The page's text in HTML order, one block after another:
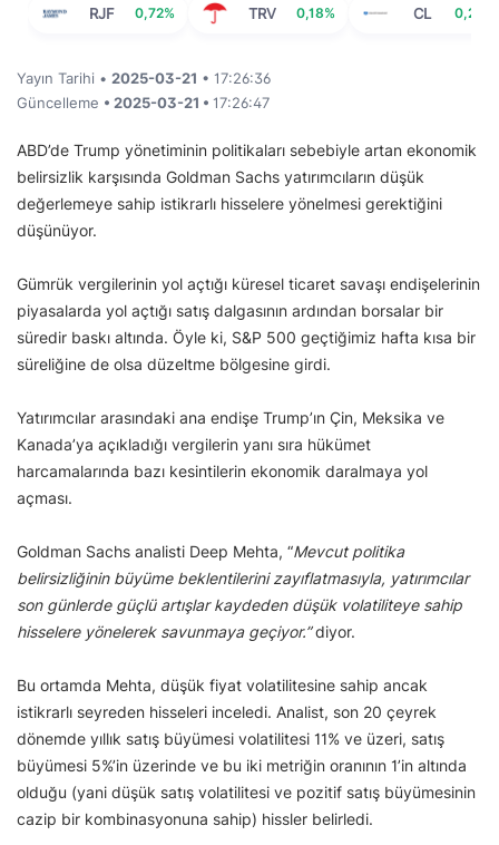
RJF 0,72% TRV 0,18% CL 0,23%
Yayın Tarihi • 2025-03-21 • 17:26:36
Güncelleme • 2025-03-21 • 17:26:47
ABD’de Trump yönetiminin politikaları sebebiyle artan ekonomik
belirsizlik karşısında Goldman Sachs yatırımcıların düşük
değerlemeye sahip istikrarlı hisselere yönelmesi gerektiğini
düşünüyor.
Gümrük vergilerinin yol açtığı küresel ticaret savaşı endişelerinin
piyasalarda yol açtığı satış dalgasının ardından borsalar bir
süredir baskı altında. Öyle ki, S&P 500 geçtiğimiz hafta kısa bir
süreliğine de olsa düzeltme bölgesine girdi.
Yatırımcılar arasındaki ana endişe Trump’ın Çin, Meksika ve
Kanada’ya açıkladığı vergilerin yanı sıra hükümet
harcamalarında bazı kesintilerin ekonomik daralmaya yol
açması.
Goldman Sachs analisti Deep Mehta, “Mevcut politika
belirsizliğinin büyüme beklentilerini zayıflatmasıyla, yatırımcılar
son günlerde güçlü artışlar kaydeden düşük volatiliteye sahip
hisselere yönelerek savunmaya geçiyor.”diyor.
Bu ortamda Mehta, düşük fiyat volatilitesine sahip ancak
istikrarlı seyreden hisseleri inceledi. Analist, son 20 çeyrek
dönemde yıllık satış büyümesi volatilitesi 11% ve üzeri, satış
büyümesi 5%’in üzerinde ve bu iki metriğin oranının 1’in altında
olduğu (yani düşük satış volatilitesi ve pozitif satış büyümesinin
cazip bir kombinasyonuna sahip) hissler belirledi.